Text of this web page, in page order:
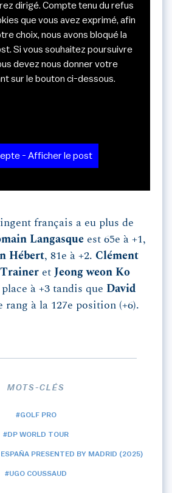
dirigé. Compte tenu du refus
que vous avez exprimé, afin
choix, nous avons bloqué la
Si vous souhaitez poursuivre
devez nous donner votre
sur le bouton ci-dessous.
- Afficher le post
français a eu plus de
Langasque est 65e à +1,
Hébert, 81e à +2. Clément
Trainer et Jeong weon Ko
à +3 tandis que David
rang à la 127e position (+6).
MOTS-CLÉS
#GOLF PRO
#DP WORLD TOUR
PRESENTED BY MADRID (2025)
#UGO COUSSAUD